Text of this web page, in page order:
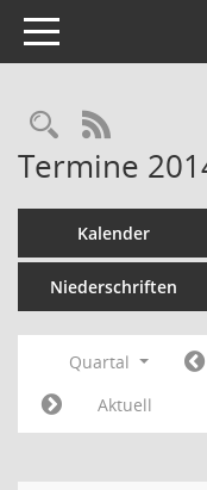
Toggle navigation
RSS-
Termine
Kalender
Niederschriften
Quartal
Aktuell